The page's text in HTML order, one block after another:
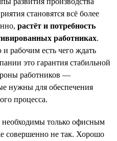
становятся всё более
растёт и потребность
работниках.
рабочим есть чего ждать
это гарантия стабильной
работников —
нужны для обеспечения
процесса.
только офисным
совершенно не так. Хорошо